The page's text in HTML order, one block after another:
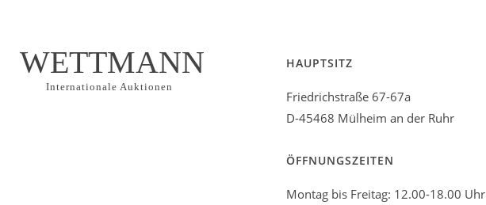
WETTMANN
Internationale Auktionen
HAUPTSITZ
Friedrichstraße 67-67a
D-45468 Mülheim an der Ruhr
ÖFFNUNGSZEITEN
Montag bis Freitag: 12.00-18.00 Uhr